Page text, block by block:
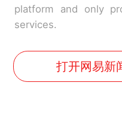
platform and only
services.
打开网易新